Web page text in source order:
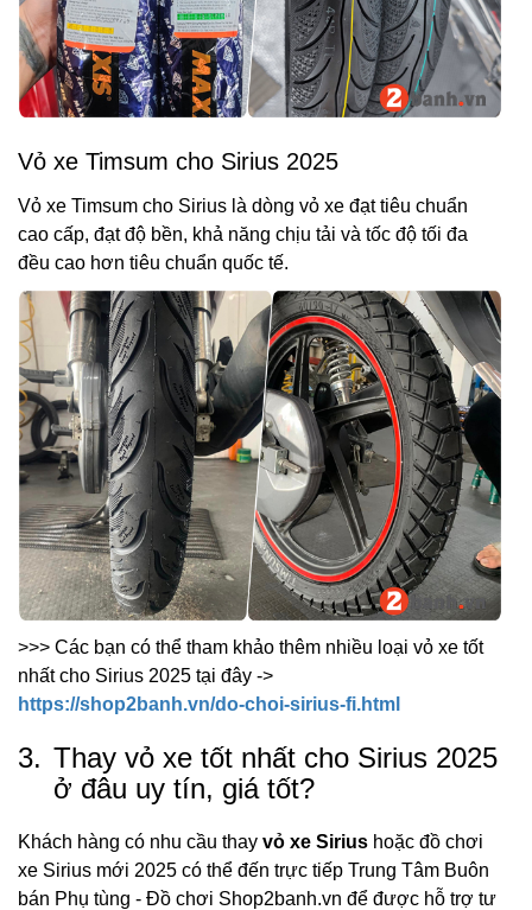
Vỏ xe Timsum cho Sirius 2025
Vỏ xe Timsum cho Sirius là dòng vỏ xe đạt tiêu chuẩn
cao cấp, đạt độ bền, khả năng chịu tải và tốc độ tối đa
đều cao hơn tiêu chuẩn quốc tế.
>>> Các bạn có thể tham khảo thêm nhiều loại vỏ xe tốt
nhất cho Sirius 2025 tại đây ->
https://shop2banh.vn/do-choi-sirius-fi.html
3. Thay vỏ xe tốt nhất cho Sirius 2025
ở đâu uy tín, giá tốt?
Khách hàng có nhu cầu thay vỏ xe Sirius hoặc đồ chơi
xe Sirius mới 2025 có thể đến trực tiếp Trung Tâm Buôn
bán Phụ tùng - Đồ chơi Shop2banh.vn để được hỗ trợ tư